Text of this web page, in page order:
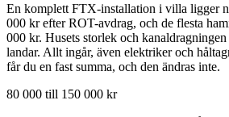
En komplett FTX-installation i villa ligger
000 kr efter ROT-avdrag, och de flesta
000 kr. Husets storlek och
landar. Allt ingår, även elektriker och
får du en fast summa, och den ändras inte.
80 000 till 150 000 kr